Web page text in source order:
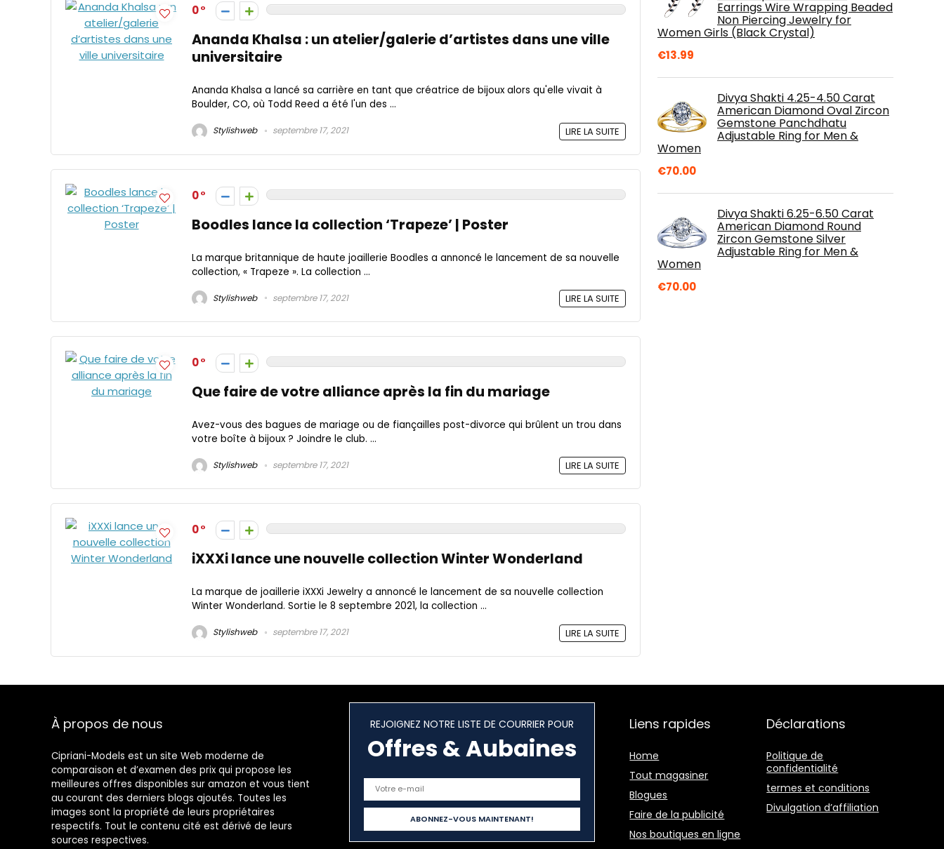
0
Ananda Khalsa : un atelier/galerie d’artistes dans une ville
universitaire
Ananda Khalsa a lancé sa carrière en tant que créatrice de bijoux alors qu'elle vivait à
Boulder, CO, où Todd Reed a été l'un des ...
Stylishweb septembre 17, 2021 LIRE LA SUITE
0
Boodles lance la collection ‘Trapeze’ | Poster
La marque britannique de haute joaillerie Boodles a annoncé le lancement de sa nouvelle
collection, « Trapeze ». La collection ...
Stylishweb septembre 17, 2021 LIRE LA SUITE
0
Que faire de votre alliance après la fin du mariage
Avez-vous des bagues de mariage ou de fiançailles post-divorce qui brûlent un trou dans
votre boîte à bijoux ? Joindre le club. ...
Stylishweb septembre 17, 2021 LIRE LA SUITE
0
iXXXi lance une nouvelle collection Winter Wonderland
La marque de joaillerie iXXXi Jewelry a annoncé le lancement de sa nouvelle collection
Winter Wonderland. Sortie le 8 septembre 2021, la collection ...
Stylishweb septembre 17, 2021 LIRE LA SUITE
Earrings Wire Wrapping Beaded
Non Piercing Jewelry for
Women Girls (Black Crystal)
€13.99
Divya Shakti 4.25-4.50 Carat
American Diamond Oval Zircon
Gemstone Panchdhatu
Adjustable Ring for Men &
Women
€70.00
Divya Shakti 6.25-6.50 Carat
American Diamond Round
Zircon Gemstone Silver
Adjustable Ring for Men &
Women
€70.00
À propos de nous
Cipriani-Models est un site Web moderne de
comparaison et d’examen des prix qui propose les
meilleures offres disponibles sur amazon et vous tient
au courant des derniers blogs ajoutés. Toutes les
images sont la propriété de leurs propriétaires
respectifs. Tout le contenu cité est dérivé de leurs
sources respectives.
REJOIGNEZ NOTRE LISTE DE COURRIER POUR
Offres & Aubaines
Liens rapides
Home
Tout magasiner
Blogues
Faire de la publicité
Nos boutiques en ligne
Déclarations
Politique de
confidentialité
termes et conditions
Divulgation d’affiliation